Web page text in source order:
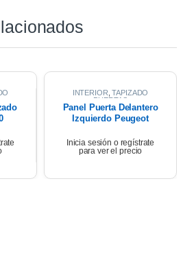
INTERIOR ,TAPIZADO
PUERTAS
Panel Puerta Delantero
Izquierdo Peugeot
Inicia sesión o regístrate
para ver el precio